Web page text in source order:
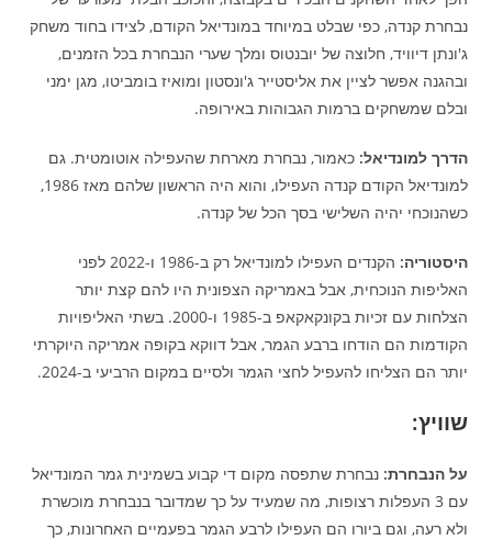
נבחרת קנדה, כפי שבלט במיוחד במונדיאל הקודם, לצידו בחוד משחק
ג'ונתן דיוויד, חלוצה של יובנטוס ומלך שערי הנבחרת בכל הזמנים,
ובהגנה אפשר לציין את אליסטייר ג'ונסטון ומואיז בומביטו, מגן ימני
ובלם שמשחקים ברמות הגבוהות באירופה.
הדרך למונדיאל: כאמור, נבחרת מארחת שהעפילה אוטומטית. גם
למונדיאל הקודם קנדה העפילו, והוא היה הראשון שלהם מאז 1986,
כשהנוכחי יהיה השלישי בסך הכל של קנדה.
היסטוריה:
הקנדים העפילו למונדיאל רק ב-1986 ו-2022 לפני
האליפות הנוכחית, אבל באמריקה הצפונית היו להם קצת יותר
הצלחות עם זכיות בקונקאקאפ ב-1985 ו-2000. בשתי האליפויות
הקודמות הם הודחו ברבע הגמר, אבל דווקא בקופה אמריקה היוקרתי
יותר הם הצליחו להעפיל לחצי הגמר ולסיים במקום הרביעי ב-2024.
שוויץ:
על הנבחרת: נבחרת שתפסה מקום די קבוע בשמינית גמר המונדיאל
עם 3 העפלות רצופות, מה שמעיד על כך שמדובר בנבחרת מוכשרת
ולא רעה, וגם ביורו הם העפילו לרבע הגמר בפעמיים האחרונות, כך